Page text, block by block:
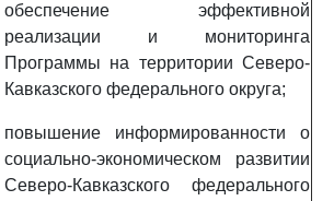
обеспечение эффективной
реализации и мониторинга
Программы на территории Северо-
Кавказского федерального округа;
повышение информированности о
социально-экономическом развитии
Северо-Кавказского федерального